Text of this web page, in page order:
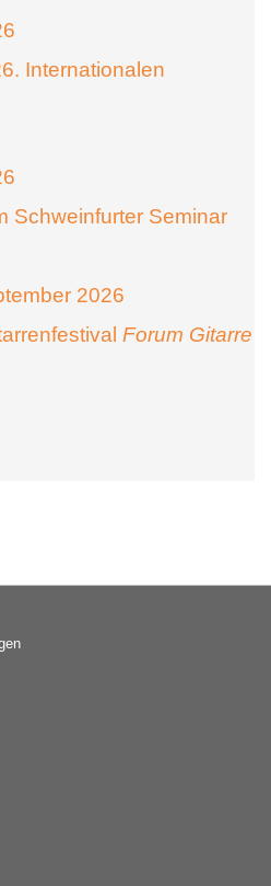
Internationalen
Schweinfurter Seminar
2026
Forum Gitarre